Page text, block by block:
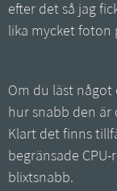
efter det så jag
lika mycket foton
Om du läst något
hur snabb den är
Klart det finns
begränsade
blixtsnabb.